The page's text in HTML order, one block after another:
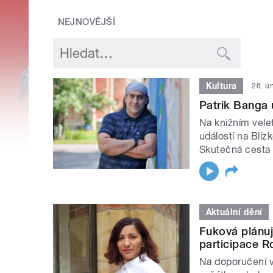
NEJNOVĚJŠÍ
Kultura 28.
Patrik Banga
Na knižním
událostí na
Skutečná cesta
Aktuální dění
Fuková
participace
Na doporučení